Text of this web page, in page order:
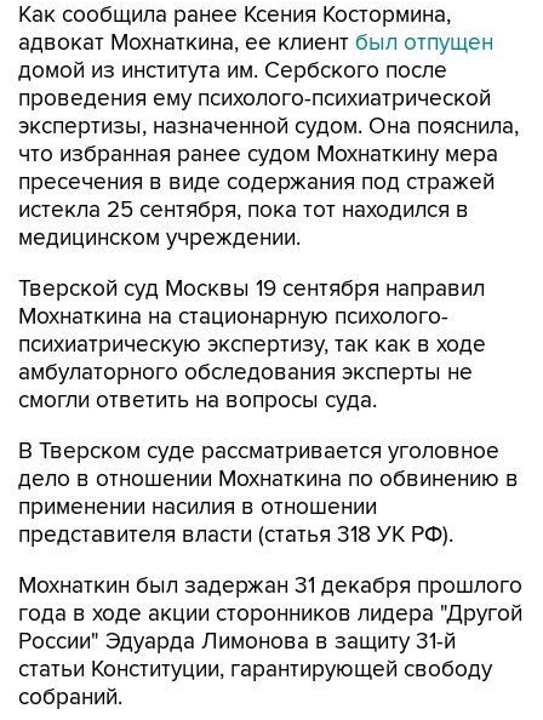
Как сообщила ранее Ксения Костормина,
адвокат Мохнаткина, ее клиент был отпущен
домой из института им. Сербского после
проведения ему психолого-психиатрической
экспертизы, назначенной судом. Она пояснила,
что избранная ранее судом Мохнаткину мера
пресечения в виде содержания под стражей
истекла 25 сентября, пока тот находился в
медицинском учреждении.
Тверской суд Москвы 19 сентября направил
Мохнаткина на стационарную психолого-
психиатрическую экспертизу, так как в ходе
амбулаторного обследования эксперты не
смогли ответить на вопросы суда.
В Тверском суде рассматривается уголовное
дело в отношении Мохнаткина по обвинению в
применении насилия в отношении
представителя власти (статья 318 УК РФ).
Мохнаткин был задержан 31 декабря прошлого
года в ходе акции сторонников лидера "Другой
России" Эдуарда Лимонова в защиту 31-й
статьи Конституции, гарантирующей свободу
собраний.